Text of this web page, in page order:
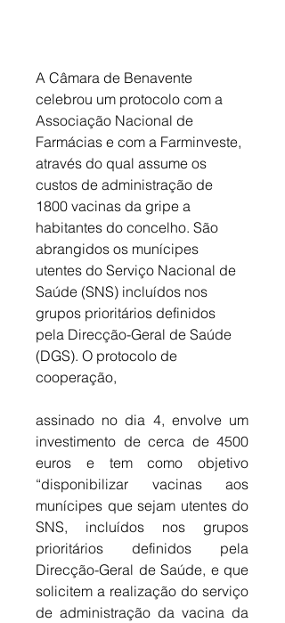
A Câmara de Benavente
celebrou um protocolo com a
Associação Nacional de
Farmácias e com a Farminveste,
através do qual assume os
custos de administração de
1800 vacinas da gripe a
habitantes do concelho. São
abrangidos os munícipes
utentes do Serviço Nacional de
Saúde (SNS) incluídos nos
grupos prioritários definidos
pela Direcção-Geral de Saúde
(DGS). O protocolo de
cooperação,
assinado no dia 4, envolve um
investimento de cerca de 4500
euros e tem como objetivo
“disponibilizar vacinas aos
munícipes que sejam utentes do
SNS, incluídos nos grupos
prioritários definidos pela
Direcção-Geral de Saúde, e que
solicitem a realização do serviço
de administração da vacina da